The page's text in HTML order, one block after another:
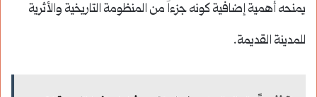
يمنحه أهمية إضافية كونه جزءاً من المنظومة التاريخية والأثرية
للمدينة القديمة.